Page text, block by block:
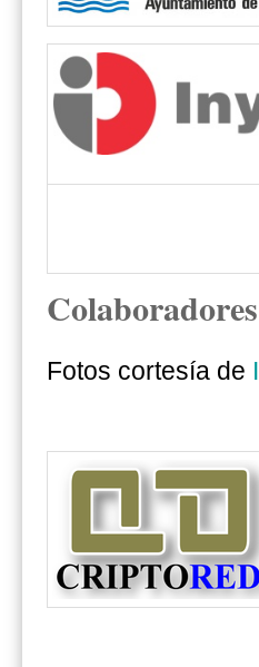
Colaboradores
Fotos cortesía de